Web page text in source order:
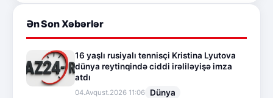
Ən Son Xəbərlər
16 yaşlı rusiyalı tennisçi Kristina Lyutova
dünya reytinqində ciddi irəliləyişə imza
atdı
04.Avqust.2026 11:06 Dünya